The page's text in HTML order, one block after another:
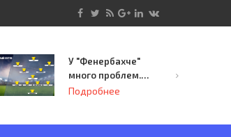
У "Фенербахче"
много проблем.
Но он опасен для
Подробнее